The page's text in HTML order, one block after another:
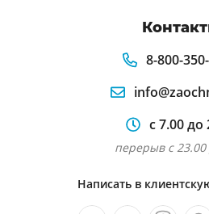
8-800-
с 7.00 до
перерыв с 23.00
Написать в